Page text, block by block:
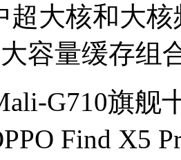
超大核和大核
容量缓存组
G710旗舰
Find X5